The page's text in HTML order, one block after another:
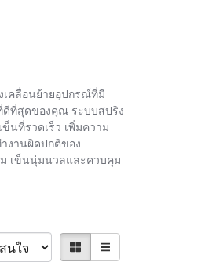
เคลื่อนย้ายอุปกรณ์ที่มี
ดีที่สุดของคุณ ระบบสปริง
นที่รวดเร็ว เพิ่มความ
งานผิดปกติของ
เข็นนุ่มนวลและควบคุม